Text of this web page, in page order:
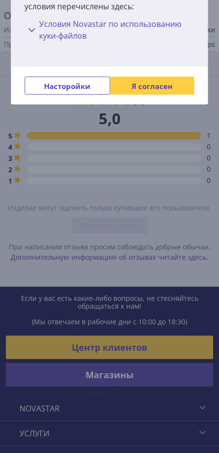
условия перечислены здесь:
Условия Novastar по использованию
куки-файлов
Насторойки Я согласен
Общий параметр
Изделие
батарейки
Производитель
Philips
Средняя оценка
5,0
5
1
4
0
3
0
2
0
1
0
Изделие могут оценить только купившие его пользователи.
При написании отзыва просим соблюдать добрые обычаи.
Дополнительную информацию об отзывах читайте здесь.
NOVASTAR
УСЛУГИ
Если у вас есть какие-либо вопросы, не стесняйтесь
обращаться к нам!
(Мы отвечаем в рабочие дни с 10:00 до 18:30)
Центр клиентов
Магазины